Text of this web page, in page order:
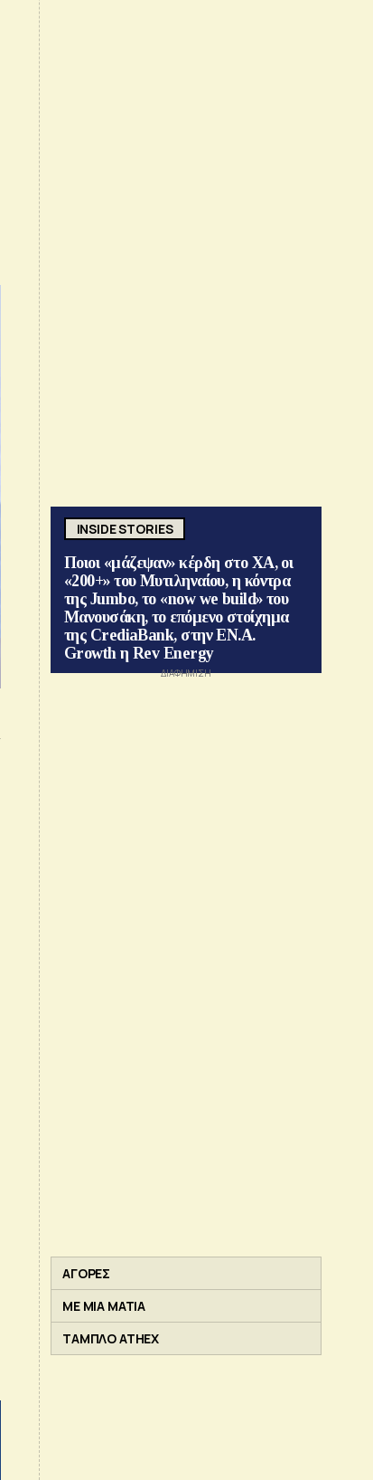
INSIDE STORIES
Ποιοι «μάζεψαν» κέρδη στο ΧΑ, οι
«200+» του Μυτιληναίου, η κόντρα
της Jumbo, το «now we build» του
Μανουσάκη, το επόμενο στοίχημα
της CrediaBank, στην ΕΝ.Α.
Growth η Rev Energy
ΑΓΟΡΕΣ
ΜΕ ΜΙΑ ΜΑΤΙΑ
ΤΑΜΠΛΟ ATHEX